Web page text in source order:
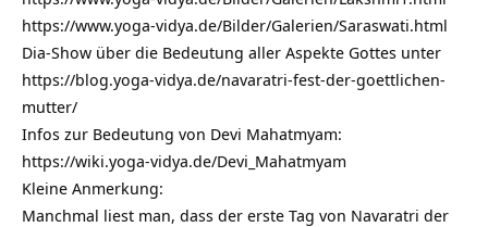
https://www.yoga-vidya.de/Bilder/Galerien/Saraswati.html
Dia-Show über die Bedeutung aller Aspekte Gottes unter
https://blog.yoga-vidya.de/navaratri-fest-der-goettlichen-
mutter/
Infos zur Bedeutung von Devi Mahatmyam:
https://wiki.yoga-vidya.de/Devi_Mahatmyam
Kleine Anmerkung:
Manchmal liest man, dass der erste Tag von Navaratri der